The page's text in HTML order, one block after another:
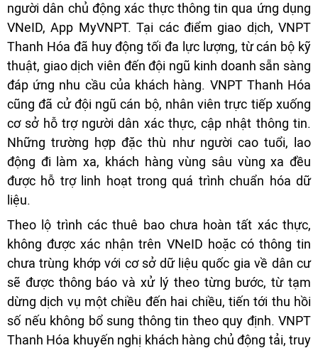
người dân chủ động xác thực thông tin qua ứng dụng
VNeID, App MyVNPT. Tại các điểm giao dịch, VNPT
Thanh Hóa đã huy động tối đa lực lượng, từ cán bộ kỹ
thuật, giao dịch viên đến đội ngũ kinh doanh sẵn sàng
đáp ứng nhu cầu của khách hàng. VNPT Thanh Hóa
cũng đã cử đội ngũ cán bộ, nhân viên trực tiếp xuống
cơ sở hỗ trợ người dân xác thực, cập nhật thông tin.
Những trường hợp đặc thù như người cao tuổi, lao
động đi làm xa, khách hàng vùng sâu vùng xa đều
được hỗ trợ linh hoạt trong quá trình chuẩn hóa dữ
liệu.
Theo lộ trình các thuê bao chưa hoàn tất xác thực,
không được xác nhận trên VNeID hoặc có thông tin
chưa trùng khớp với cơ sở dữ liệu quốc gia về dân cư
sẽ được thông báo và xử lý theo từng bước, từ tạm
dừng dịch vụ một chiều đến hai chiều, tiến tới thu hồi
số nếu không bổ sung thông tin theo quy định. VNPT
Thanh Hóa khuyến nghị khách hàng chủ động tải, truy